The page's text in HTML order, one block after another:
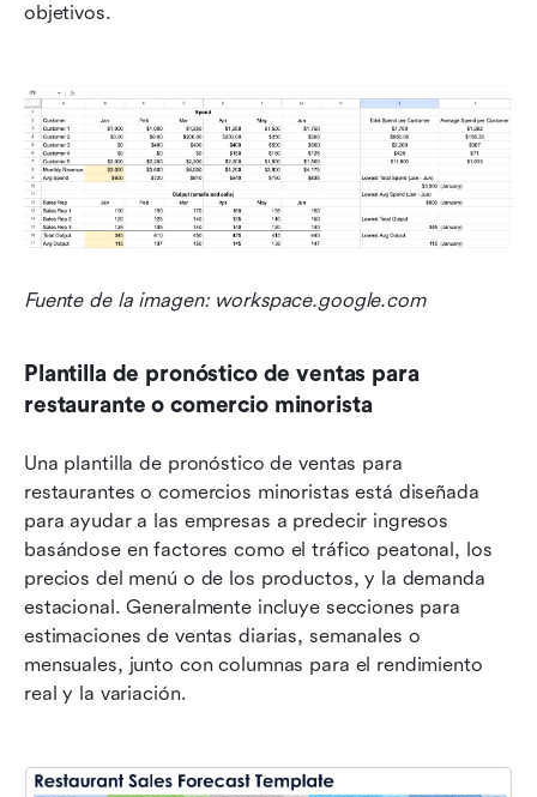
objetivos.
Fuente de la imagen: workspace.google.com
Plantilla de pronóstico de ventas para
restaurante o comercio minorista
Una plantilla de pronóstico de ventas para
restaurantes o comercios minoristas está diseñada
para ayudar a las empresas a predecir ingresos
basándose en factores como el tráfico peatonal, los
precios del menú o de los productos, y la demanda
estacional. Generalmente incluye secciones para
estimaciones de ventas diarias, semanales o
mensuales, junto con columnas para el rendimiento
real y la variación.